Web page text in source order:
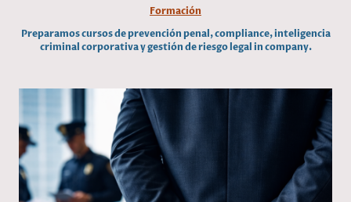
Formación
Preparamos cursos de prevención penal, compliance, inteligencia
criminal corporativa y gestión de riesgo legal in company.